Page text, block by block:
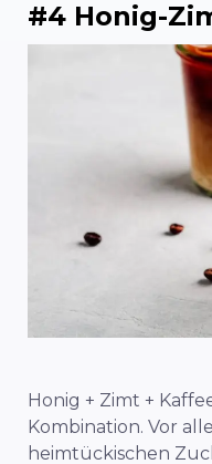
#4 Honig-
Honig + Zimt +
Kombination. Vor
heimtückischen